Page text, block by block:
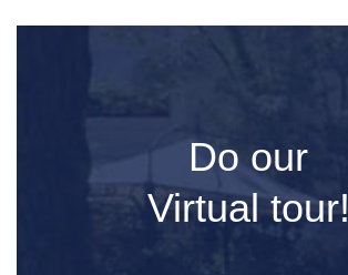
Do our
Virtual tour!